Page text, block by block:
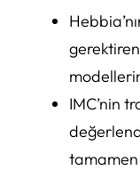
IMC’nin
tamamen